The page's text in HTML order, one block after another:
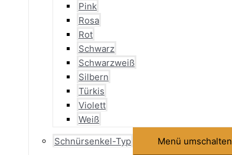
Pink
Rosa
Rot
Schwarz
Schwarzweiß
Silbern
Türkis
Violett
Weiß
Schnürsenkel-Typ
Menü umschalten